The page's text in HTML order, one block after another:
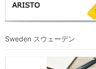
Sweden スウェーデン